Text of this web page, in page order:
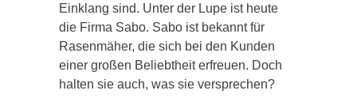
Einklang sind. Unter der Lupe ist heute
die Firma Sabo. Sabo ist bekannt für
Rasenmäher, die sich bei den Kunden
einer großen Beliebtheit erfreuen. Doch
halten sie auch, was sie versprechen?